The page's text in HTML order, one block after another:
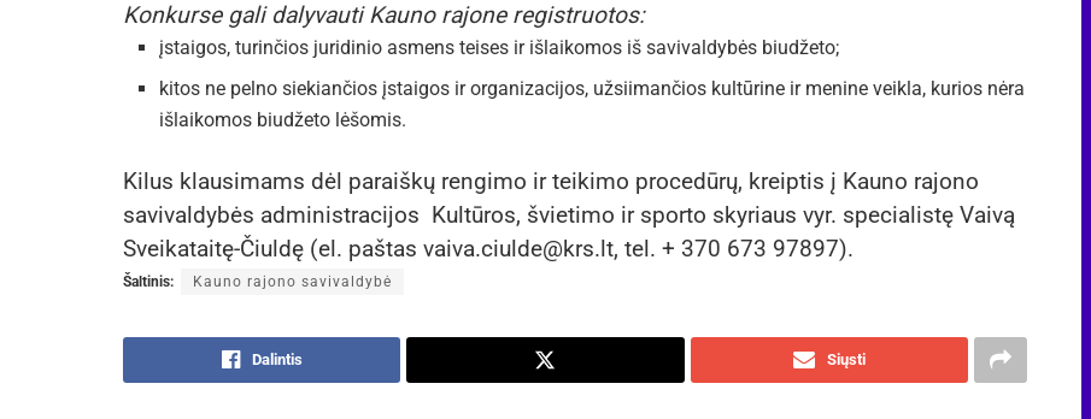
Konkurse gali dalyvauti Kauno rajone registruotos:
įstaigos, turinčios juridinio asmens teises ir išlaikomos iš savivaldybės biudžeto;
kitos ne pelno siekiančios įstaigos ir organizacijos, užsiimančios kultūrine ir menine veikla, kurios nėra
išlaikomos biudžeto lėšomis.
Kilus klausimams dėl paraiškų rengimo ir teikimo procedūrų, kreiptis į Kauno rajono
savivaldybės administracijos Kultūros, švietimo ir sporto skyriaus vyr. specialistę Vaivą
Sveikataitę-Čiuldę (el. paštas vaiva.ciulde@krs.lt, tel. + 370 673 97897).
Šaltinis: Kauno rajono savivaldybė
Dalintis Siųsti